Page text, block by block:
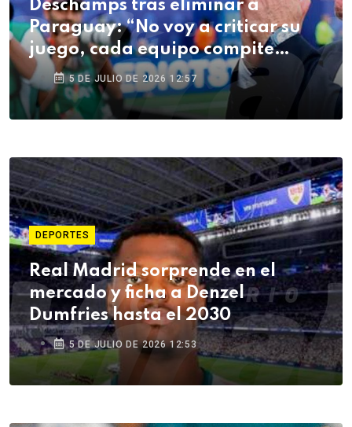
Deschamps tras eliminar a
Paraguay: “No voy a criticar su
juego, cada equipo compite
como quiere”
5 DE JULIO DE 2026 12:57
DEPORTES
Real Madrid sorprende en el
mercado y ficha a Denzel
Dumfries hasta el 2030
5 DE JULIO DE 2026 12:53